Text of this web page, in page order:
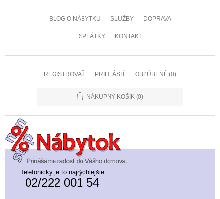
BLOG O NÁBYTKU SLUŽBY DOPRAVA
SPLÁTKY KONTAKT
REGISTROVAŤ PRIHLÁSIŤ OBĽÚBENÉ (0)
NÁKUPNÝ KOŠÍK (0)
Telefonicky je to najrýchlejšie
02/222 001 54